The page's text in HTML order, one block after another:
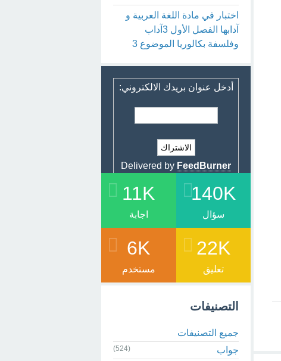
اختبار في مادة اللغة العربية و
آدابها الفصل الأول 3آداب
وفلسفة بكالوريا الموضوع 3
أدخل عنوان بريدك الالكتروني:
Delivered by FeedBurner
140K
سؤال
11K
اجابة
22K
تعليق
6K
مستخدم
التصنيفات
جميع التصنيفات
جواب
(524)